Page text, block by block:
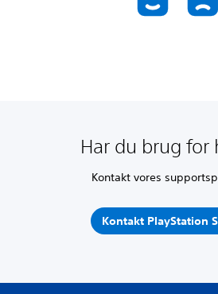
Har du brug
Kontakt vores
Kontakt PlayStation